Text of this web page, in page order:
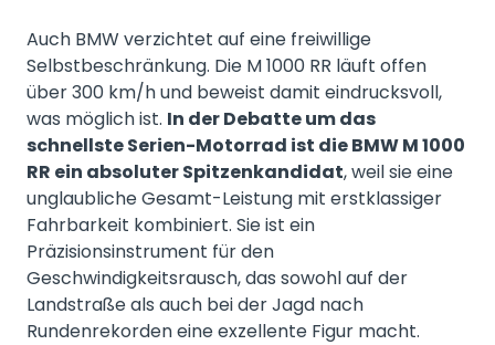
Auch BMW verzichtet auf eine freiwillige
Selbstbeschränkung. Die M 1000 RR läuft offen
über 300 km/h und beweist damit eindrucksvoll,
was möglich ist. In der Debatte um das
schnellste Serien-Motorrad ist die BMW M 1000
RR ein absoluter Spitzenkandidat, weil sie eine
unglaubliche Gesamt-Leistung mit erstklassiger
Fahrbarkeit kombiniert. Sie ist ein
Präzisionsinstrument für den
Geschwindigkeitsrausch, das sowohl auf der
Landstraße als auch bei der Jagd nach
Rundenrekorden eine exzellente Figur macht.